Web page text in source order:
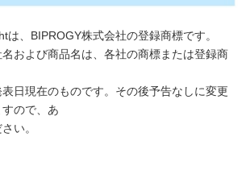
、BIPROGY株式会社の登録商標です。
および商品名は、各社の商標または登録商
日現在のものです。その後予告なしに変更
ので、あ
い。